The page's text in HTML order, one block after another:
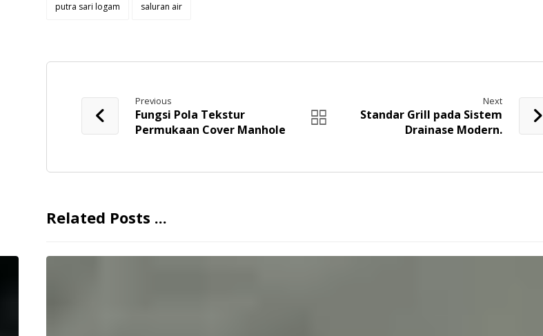
putra sari logam saluran air
Previous
Fungsi Pola Tekstur
Permukaan Cover Manhole
Next
Standar Grill pada Sistem
Drainase Modern.
Related Posts ...